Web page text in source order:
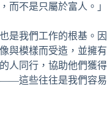
不是只屬於富人。」
是我們工作的根基。因
與模樣而受造，並擁有
人同行，協助他們獲得
——這些往往是我們容易